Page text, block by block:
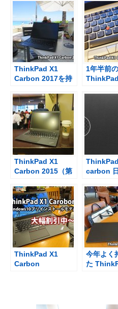
ThinkPad X1
Carbon 2017を持
ーへ
1年半前の
バーを開
連絡があ
ThinkPad X1
Carbon 2015（第
carbon
定国内生
開始
ThinkPad X1
Carbon
今年よく
た